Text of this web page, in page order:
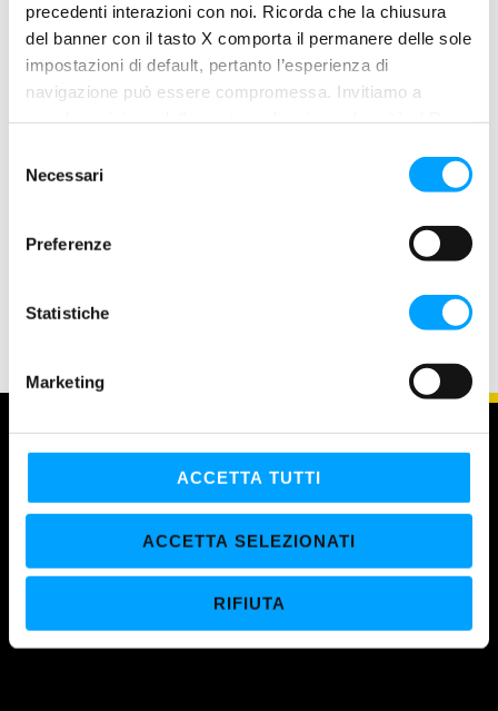
precedenti interazioni con noi. Ricorda che la chiusura
del banner con il tasto X comporta il permanere delle sole
impostazioni di default, pertanto l’esperienza di
navigazione può essere compromessa. Invitiamo a
Privacy Policy.
d
Necessari
Preferenze
Statistiche
Marketing
ACCETTA TUTTI
ACCETTA SELEZIONATI
RIFIUTA
Spiccate proprietà demulsive (separazione acqua-olio)
Alto indice di viscosità
Bassa volatilità
Lubrificare i compressori alternativi a pistone e rotativi
cui siano presenti temperature finali dell’aria oltre i 200°C
Sistemi idraulici e per la lubrificazione di ingranaggi